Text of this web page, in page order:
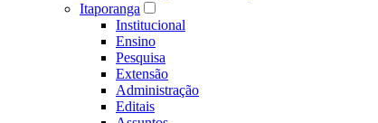
Itaporanga
Institucional
Ensino
Pesquisa
Extensão
Administração
Editais